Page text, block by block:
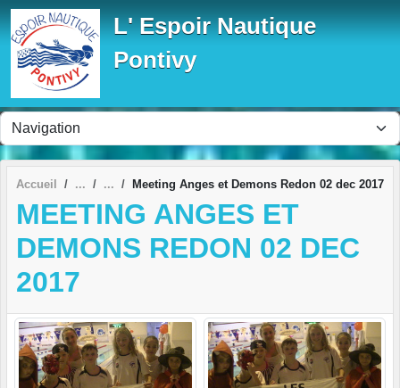
L' Espoir Nautique
Pontivy
Accueil Meeting Anges et Demons Redon 02 dec 2017
MEETING ANGES ET
DEMONS REDON 02 DEC
2017
Panneau de gestion des cookies